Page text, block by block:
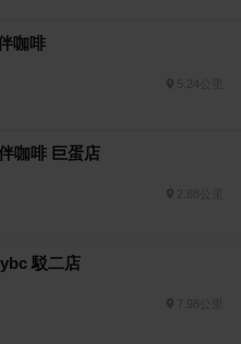
咖啡
5.24公里
咖啡 巨蛋店
駁二店